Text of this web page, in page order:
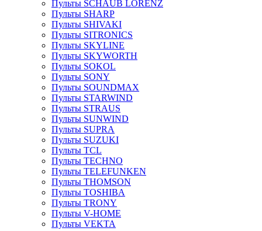
Пульты SCHAUB LORENZ
Пульты SHARP
Пульты SHIVAKI
Пульты SITRONICS
Пульты SKYLINE
Пульты SKYWORTH
Пульты SOKOL
Пульты SONY
Пульты SOUNDMAX
Пульты STARWIND
Пульты STRAUS
Пульты SUNWIND
Пульты SUPRA
Пульты SUZUKI
Пульты TCL
Пульты TECHNO
Пульты TELEFUNKEN
Пульты THOMSON
Пульты TOSHIBA
Пульты TRONY
Пульты V-HOME
Пульты VEKTA